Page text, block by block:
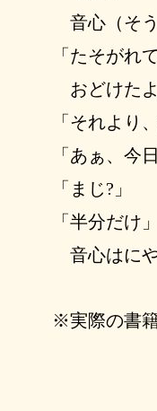
音心（そう
「たそがれ
おどけたよ
「それより
「あぁ、今
「まじ?」
「半分だけ」
音心はにや
※実際の書